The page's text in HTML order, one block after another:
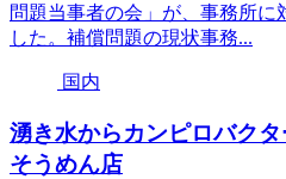
問題当事者の会」が、事務所
した。補償問題の現状事務...
国内
湧き水からカンピロバク
そうめん店